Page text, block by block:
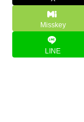
Misskey
LINE